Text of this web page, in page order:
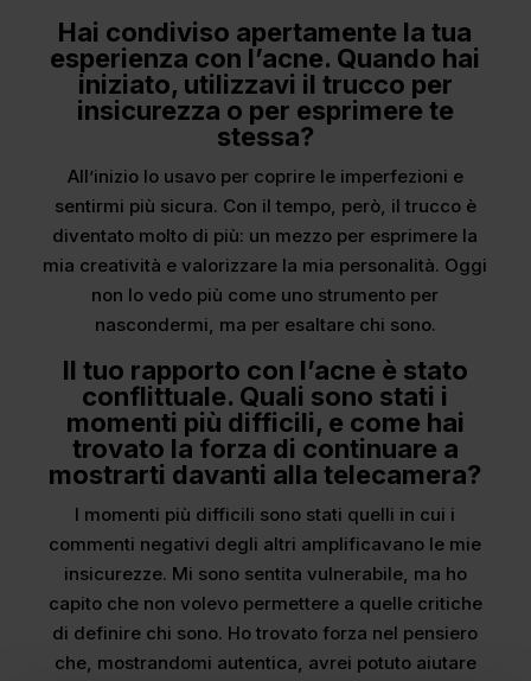
Hai condiviso apertamente la tua
esperienza con l’acne. Quando hai
iniziato, utilizzavi il trucco per
insicurezza o per esprimere te
stessa?
All’inizio lo usavo per coprire le imperfezioni e
sentirmi più sicura. Con il tempo, però, il trucco è
diventato molto di più: un mezzo per esprimere la
mia creatività e valorizzare la mia personalità. Oggi
non lo vedo più come uno strumento per
nascondermi, ma per esaltare chi sono.
Il tuo rapporto con l’acne è stato
conflittuale. Quali sono stati i
momenti più difficili, e come hai
trovato la forza di continuare a
mostrarti davanti alla telecamera?
I momenti più difficili sono stati quelli in cui i
commenti negativi degli altri amplificavano le mie
insicurezze. Mi sono sentita vulnerabile, ma ho
capito che non volevo permettere a quelle critiche
di definire chi sono. Ho trovato forza nel pensiero
che, mostrandomi autentica, avrei potuto aiutare